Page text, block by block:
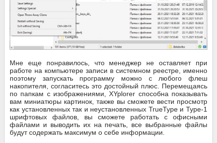
Мне еще понравилось, что менеджер не оставляет при
работе на компьютере записи в системном реестре, именно
поэтому запускать программу можно с любого флеш
накопителя, согласитесь это достойный плюс. Перемещаясь
по папкам с изображениями, XYplorer способна показывать
вам миниатюры картинок, также вы сможете вести просмотр
как установленных так и неустановленных TrueType и Type-1
шрифтовых файлов, вы сможете работать с офисными
файлами и выводить их на печать, все выбранные файлы
будут содержать максимум о себе информации.